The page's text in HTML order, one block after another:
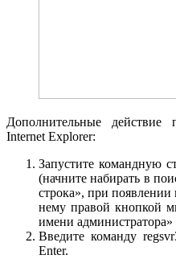
Дополнительные
Internet Explorer:
Запустите командную
(начните набирать в
строка», при появлении
нему правой кнопкой
имени
Введите команду
Enter.